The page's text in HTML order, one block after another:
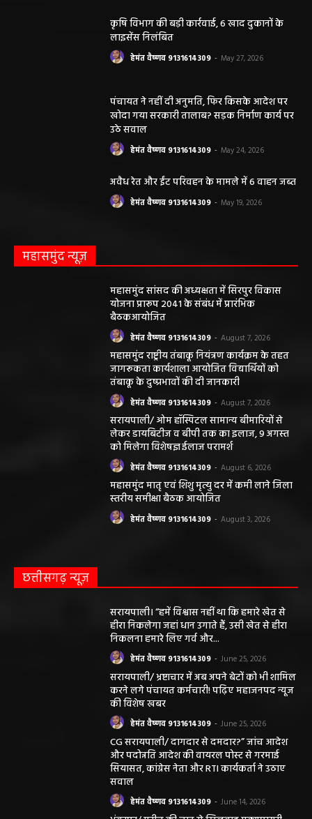
कृषि विभाग की बड़ी कार्रवाई, 6 खाद दुकानों के
लाइसेंस निलंबित
हेमंत वैष्णव 9131614309 - May 27, 2026
पंचायत ने नहीं दी अनुमति, फिर किसके आदेश पर
खोदा गया सरकारी तालाब? सड़क निर्माण कार्य पर
उठे सवाल
हेमंत वैष्णव 9131614309 - May 24, 2026
अवैध रेत और ईंट परिवहन के मामले में 6 वाहन जब्त
हेमंत वैष्णव 9131614309 - May 19, 2026
महासमुंद न्यूज़
महासमुंद सांसद की अध्यक्षता में सिरपुर विकास
योजना प्रारूप 2041 के संबंध में प्रारंभिक
बैठकआयोजित
हेमंत वैष्णव 9131614309 - August 7, 2026
महासमुंद राष्ट्रीय तंबाकू नियंत्रण कार्यक्रम के तहत
जागरूकता कार्यशाला आयोजित विद्यार्थियों को
तंबाकू के दुष्प्रभावों की दी जानकारी
हेमंत वैष्णव 9131614309 - August 7, 2026
सरायपाली/ ओम हॉस्पिटल सामान्य बीमारियों से
लेकर डायबिटीज व बीपी तक का इलाज, 9 अगस्त
को मिलेगा विशेषज्ञ ईलाज परामर्श
हेमंत वैष्णव 9131614309 - August 6, 2026
महासमुंद मातृ एवं शिशु मृत्यु दर में कमी लाने जिला
स्तरीय समीक्षा बैठक आयोजित
हेमंत वैष्णव 9131614309 - August 3, 2026
छत्तीसगढ़ न्यूज़
सरायपाली। “हमें विश्वास नहीं था कि हमारे खेत से
हीरा निकलेगा जहां धान उगाते हैं, उसी खेत से हीरा
निकलना हमारे लिए गर्व और...
हेमंत वैष्णव 9131614309 - June 25, 2026
सरायपाली/ भ्रष्टाचार में अब अपने बेटों को भी शामिल
करने लगे पंचायत कर्मचारी! पढ़िए महाजनपद न्यूज
की विशेष खबर
हेमंत वैष्णव 9131614309 - June 25, 2026
CG सरायपाली/ दागदार से दमदार?” जांच आदेश
और पदोन्नति आदेश की वायरल पोस्ट से गरमाई
सियासत, कांग्रेस नेता और RTI कार्यकर्ता ने उठाए
सवाल
हेमंत वैष्णव 9131614309 - June 14, 2026